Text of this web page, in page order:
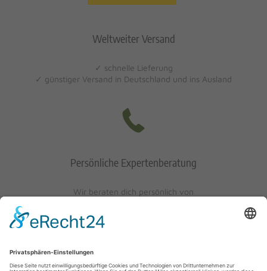
Weltweiter Versand
✓ schnelle Lieferung
✓ günstiger Versand in Deutschland und ins Ausland
Persönliche Expertenberatung
Wir beraten dich persönlich von
0621/405401-10